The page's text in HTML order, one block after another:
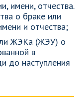
имени, отчества.
о браке или
и отчества;
ЖЭКа (ЖЭУ) о
в
до наступления